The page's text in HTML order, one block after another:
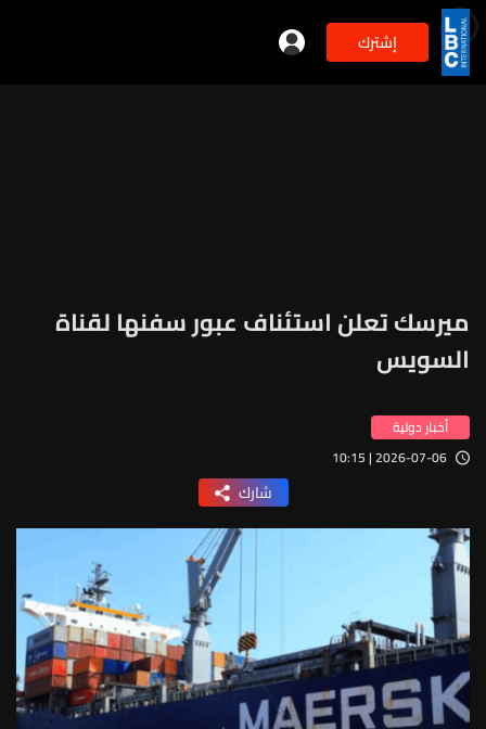
إشترك 2min
ميرسك تعلن استئناف عبور سفنها لقناة
السويس
أخبار دولية
2026-07-06 | 10:15
شارك